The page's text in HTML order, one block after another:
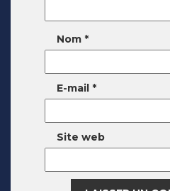
Nom *
E-mail *
Site web